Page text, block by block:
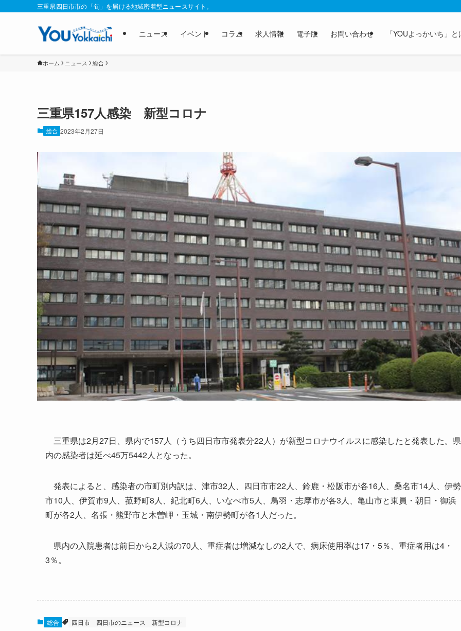
三重県四日市市の「旬」を届ける地域密着型ニュースサイト。
ニュース イベント コラム 求人情報 電子版 お問い合わせ 「YOUよっかいち」と
ホーム ニュース 総合
三重県157人感染 新型コロナ
総合 2023年2月27日
三重県は2月27日、県内で157人（うち四日市市発表分22人）が新型コロナウイルスに感染したと発表した。県
内の感染者は延べ45万5442人となった。
発表によると、感染者の市町別内訳は、津市32人、四日市市22人、鈴鹿・松阪市が各16人、桑名市14人、伊勢
市10人、伊賀市9人、菰野町8人、紀北町6人、いなべ市5人、鳥羽・志摩市が各3人、亀山市と東員・朝日・御浜
町が各2人、名張・熊野市と木曽岬・玉城・南伊勢町が各1人だった。
県内の入院患者は前日から2人減の70人、重症者は増減なしの2人で、病床使用率は17・5％、重症者用は4・
3％。
総合 四日市 四日市のニュース 新型コロナ